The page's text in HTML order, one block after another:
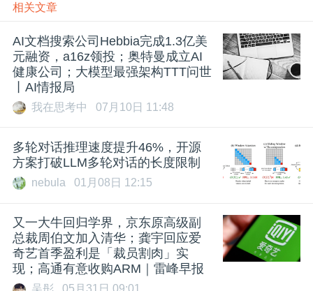
相关文章
AI文档搜索公司Hebbia完成1.3亿美
元融资，a16z领投；奥特曼成立AI
健康公司；大模型最强架构TTT问世
丨AI情报局
我在思考中 07月10日 11:48
多轮对话推理速度提升46%，开源
方案打破LLM多轮对话的长度限制
nebula 01月08日 12:15
​又一大牛回归学界，京东原高级副
总裁周伯文加入清华；龚宇回应爱
奇艺首季盈利是「裁员割肉」实
现；高通有意收购ARM｜雷峰早报